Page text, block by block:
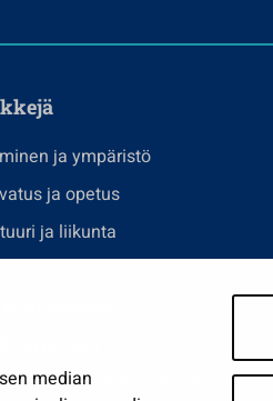
median
ja ympäristö
ja opetus
ja liikunta
omat evästeasetukseni